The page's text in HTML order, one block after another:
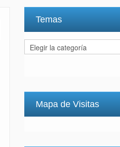
Temas
Temas
Mapa de Visitas